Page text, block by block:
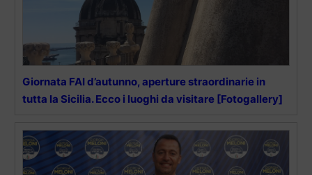
Giornata FAI d’autunno, aperture straordinarie in
tutta la Sicilia. Ecco i luoghi da visitare [Fotogallery]